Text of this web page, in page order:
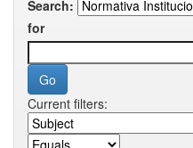
Search:
for
Current filters: